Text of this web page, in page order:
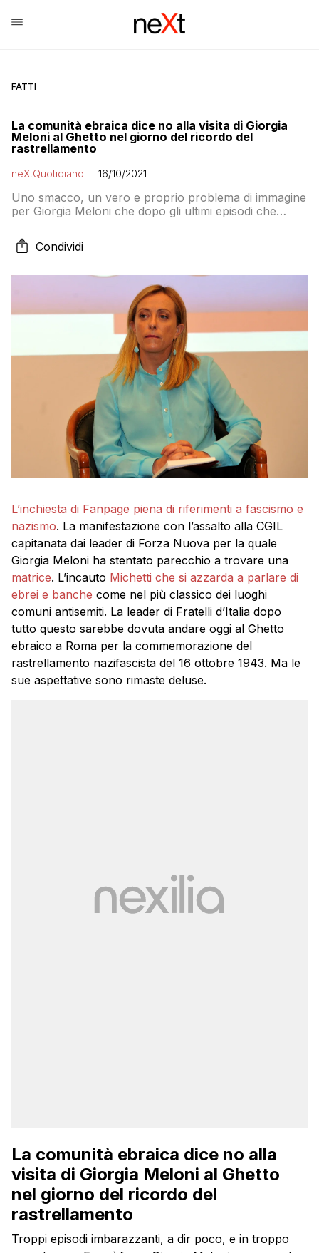
FATTI
La comunità ebraica dice no alla visita di Giorgia
Meloni al Ghetto nel giorno del ricordo del
rastrellamento
neXtQuotidiano 16/10/2021
Uno smacco, un vero e proprio problema di immagine
per Giorgia Meloni che dopo gli ultimi episodi che
Fratelli d’Italia e le nostalgie del fascismo avrebbe
voluto chiudere la questione. Ma è rimasta delusa
Condividi
L’inchiesta di Fanpage piena di riferimenti a fascismo e
nazismo. La manifestazione con l’assalto alla CGIL
capitanata dai leader di Forza Nuova per la quale
Giorgia Meloni ha stentato parecchio a trovare una
matrice. L’incauto Michetti che si azzarda a parlare di
ebrei e banche come nel più classico dei luoghi
comuni antisemiti. La leader di Fratelli d’Italia dopo
tutto questo sarebbe dovuta andare oggi al Ghetto
ebraico a Roma per la commemorazione del
rastrellamento nazifascista del 16 ottobre 1943. Ma le
sue aspettative sono rimaste deluse.
La comunità ebraica dice no alla
visita di Giorgia Meloni al Ghetto
nel giorno del ricordo del
rastrellamento
Troppi episodi imbarazzanti, a dir poco, e in troppo